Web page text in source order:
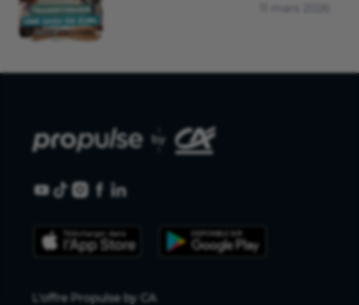
L'offre Propulse by CA